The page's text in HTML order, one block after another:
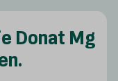
Donat Mg